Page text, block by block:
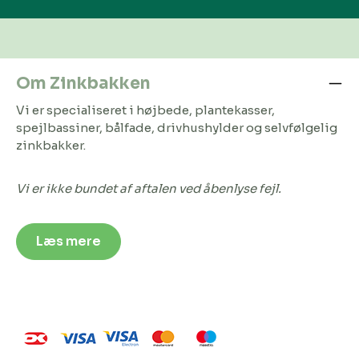
Om Zinkbakken
Vi er specialiseret i højbede, plantekasser,
spejlbassiner, bålfade, drivhushylder og selvfølgelig
zinkbakker.
Vi er ikke bundet af aftalen ved åbenlyse fejl.
Læs mere